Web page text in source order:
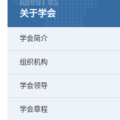
关于学会
学会简介
组织机构
学会领导
学会章程